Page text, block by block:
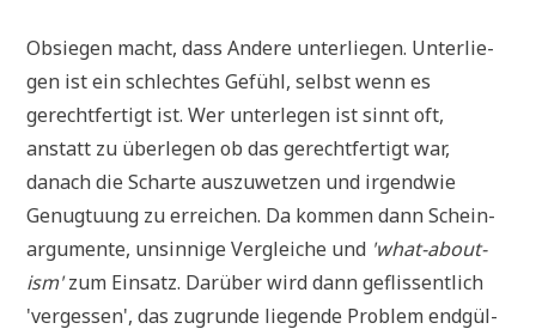
Obsie­gen macht, dass Ande­re unter­lie­gen. Unter­lie­
gen ist ein schlech­tes Gefühl, selbst wenn es
gerecht­fer­tigt ist. Wer unter­le­gen ist sinnt oft,
anstatt zu über­le­gen ob das gerecht­fer­tigt war,
danach die Schar­te aus­zu­wet­zen und irgend­wie
Genug­tu­ung zu errei­chen. Da kom­men dann Schein­
ar­gu­men­te, unsin­ni­ge Ver­glei­che und 'what-about-
ism'zum Ein­satz. Dar­über wird dann geflis­sent­lich
'ver­ges­sen', das zugrun­de lie­gen­de Pro­blem end­gül­